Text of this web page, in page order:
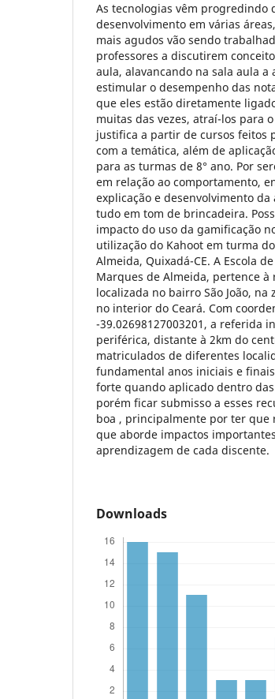
As tecnologias vêm progredindo
desenvolvimento em várias
mais agudos vão sendo
professores a discutirem
aula, alavancando na sala aula
estimular o desempenho das
que eles estão diretamente
muitas das vezes, atraí-los para
justifica a partir de cursos feitos
com a temática, além de
para as turmas de 8° ano. Por
em relação ao comportamento,
explicação e desenvolvimento
tudo em tom de brincadeira.
impacto do uso da gamificação
utilização do Kahoot em turma
Almeida, Quixadá-CE. A Escola
Marques de Almeida, pertence
localizada no bairro São João,
no interior do Ceará. Com
-39.02698127003201, a referida
periférica, distante à 2km do
matriculados de diferentes
fundamental anos iniciais e
forte quando aplicado dentro
porém ficar submisso a esses
boa , principalmente por ter
que aborde impactos
aprendizagem de cada discente.
Downloads